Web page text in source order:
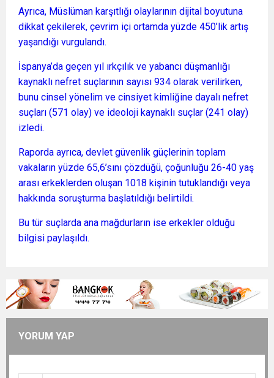
Ayrıca, Müslüman karşıtlığı olaylarının dijital boyutuna
dikkat çekilerek, çevrim içi ortamda yüzde 450’lik artış
yaşandığı vurgulandı.
İspanya’da geçen yıl ırkçılık ve yabancı düşmanlığı
kaynaklı nefret suçlarının sayısı 934 olarak verilirken,
bunu cinsel yönelim ve cinsiyet kimliğine dayalı nefret
suçları (571 olay) ve ideoloji kaynaklı suçlar (241 olay)
izledi.
Raporda ayrıca, devlet güvenlik güçlerinin toplam
vakaların yüzde 65,6’sını çözdüğü, çoğunluğu 26-40 yaş
arası erkeklerden oluşan 1018 kişinin tutuklandığı veya
hakkında soruşturma başlatıldığı belirtildi.
Bu tür suçlarda ana mağdurların ise erkekler olduğu
bilgisi paylaşıldı.
YORUM YAP